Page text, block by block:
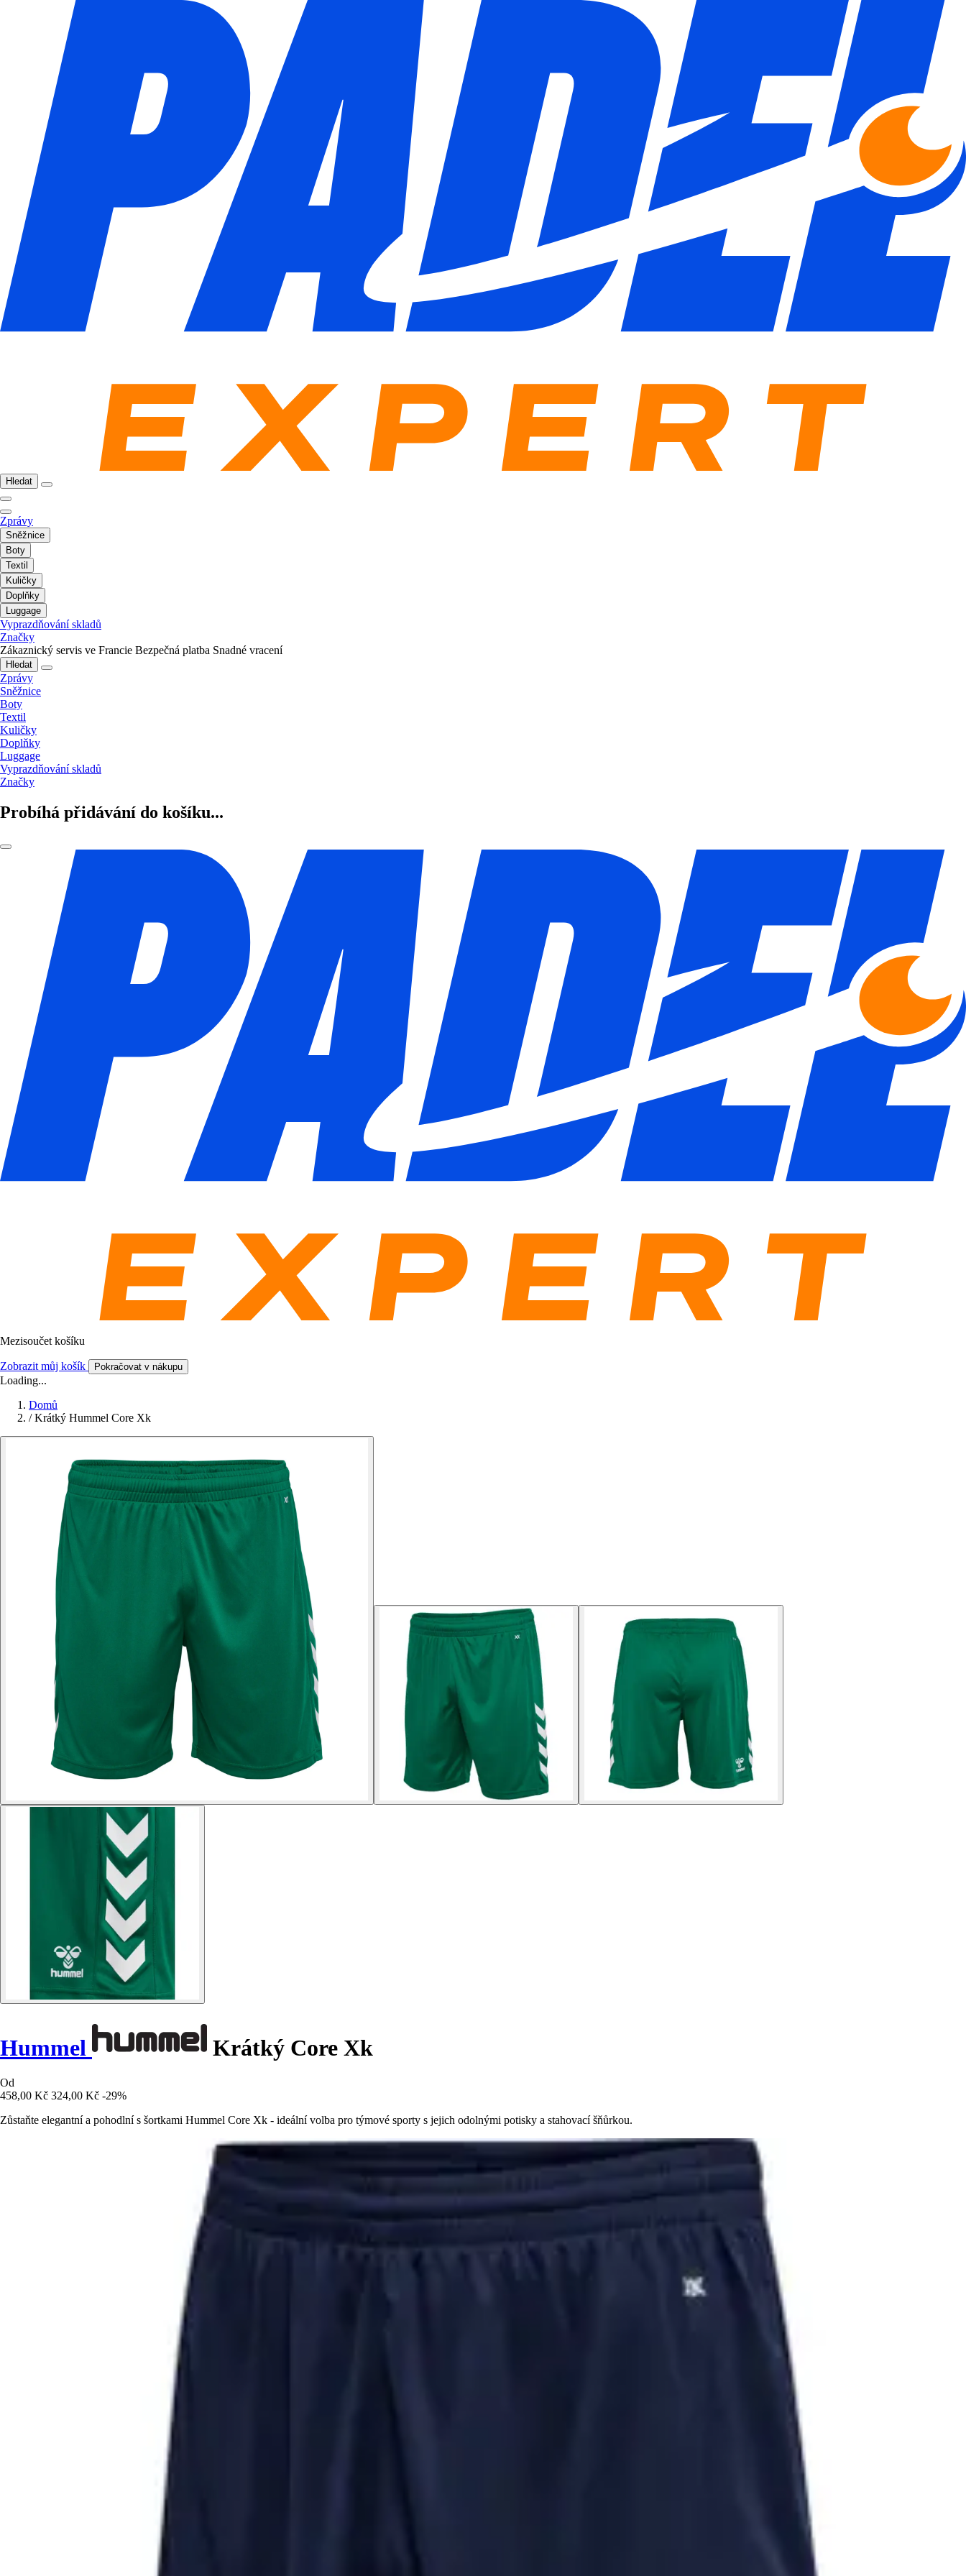
Hledat
Zprávy
Sněžnice
Boty
Textil
Kuličky
Doplňky
Luggage
Vyprazdňování skladů
Značky
Zákaznický servis ve Francie Bezpečná platba Snadné vracení
Hledat
Zprávy
Sněžnice
Boty
Textil
Kuličky
Doplňky
Luggage
Vyprazdňování skladů
Značky
Probíhá přidávání do košíku...
Mezisoučet košíku
Zobrazit můj košík Pokračovat v nákupu
Loading...
Domů
/ Krátký Hummel Core Xk
Hummel Krátký Core Xk
Od
458,00 Kč 324,00 Kč -29%
Zůstaňte elegantní a pohodlní s šortkami Hummel Core Xk - ideální volba pro týmové sporty s jejich odolnými potisky a stahovací šňůrkou.